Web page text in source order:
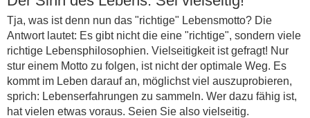
Tja, was ist denn nun das "richtige" Lebensmotto? Die
Antwort lautet: Es gibt nicht die eine "richtige", sondern viele
richtige Lebensphilosophien. Vielseitigkeit ist gefragt! Nur
stur einem Motto zu folgen, ist nicht der optimale Weg. Es
kommt im Leben darauf an, möglichst viel auszuprobieren,
sprich: Lebenserfahrungen zu sammeln. Wer dazu fähig ist,
hat vielen etwas voraus. Seien Sie also vielseitig.